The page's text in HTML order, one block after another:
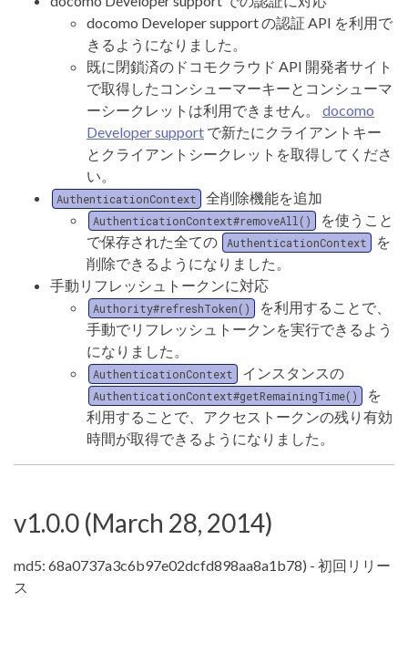
docomo Developer support の認証 API を利用で
きるようになりました。
既に閉鎖済のドコモクラウド API 開発者サイト
で取得したコンシューマーキーとコンシューマ
ーシークレットは利用できません。 docomo
Developer support で新たにクライアントキー
とクライアントシークレットを取得してくださ
い。
AuthenticationContext 全削除機能を追加
AuthenticationContext#removeAll()
を使うこと
で保存された全ての
AuthenticationContext
を
削除できるようになりました。
手動リフレッシュトークンに対応
Authority#refreshToken()
を利用することで、
手動でリフレッシュトークンを実行できるよう
になりました。
AuthenticationContext インスタンスの
AuthenticationContext#getRemainingTime()
を
利用することで、アクセストークンの残り有効
時間が取得できるようになりました。
v1.0.0 (March 28, 2014)
md5: 68a0737a3c6b97e02dcfd898aa8a1b78) - 初回リリー
ス